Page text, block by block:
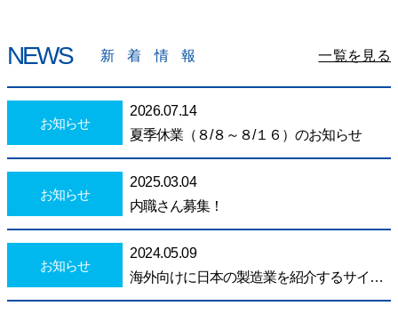
NEWS 新着情報 一覧を見る
夏季休業（８/８～８/１６）のお知らせ
2026.07.14
お知らせ
内職さん募集！
2025.03.04
お知らせ
海外向けに日本の製造業を紹介するサイト「dot B」に掲載されました!
2024.05.09
お知らせ